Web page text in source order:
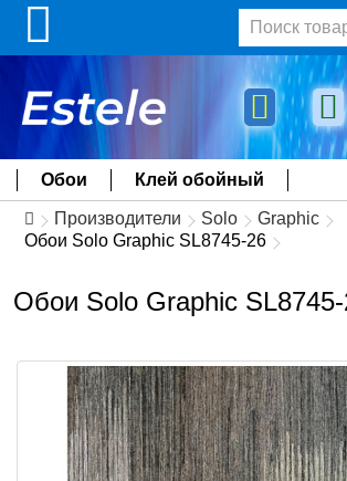
Обои Клей обойный
Производители Solo
Graphic
Обои Solo Graphic SL8745-26
Обои Solo Graphic